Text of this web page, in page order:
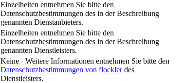
Einzelheiten entnehmen Sie bitte den
Datenschutzbestimmungen des in der Beschreibung
genannten Dienstanbieters.
Einzelheiten entnehmen Sie bitte den
Datenschutzbestimmungen des in der Beschreibung
genannten Dienstleisters.
Keine - Weitere Informationen entnehmen Sie bitte den
Datenschutzbestimmungen von flocklerdes
Dienstleisters.